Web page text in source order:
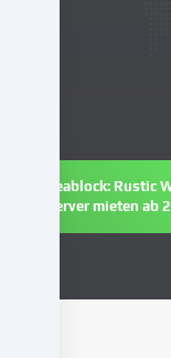
Seablock: Rustic
Server mieten ab
unserer
Website